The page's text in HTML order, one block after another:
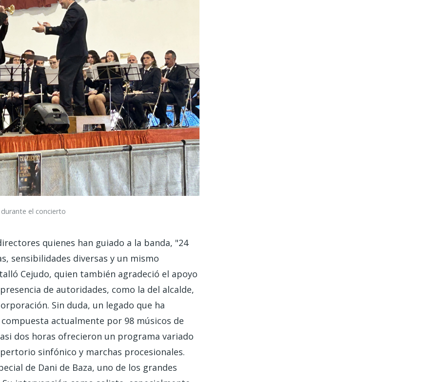
el concierto
quienes han guiado a la banda, "24
sensibilidades diversas y un mismo
Cejudo, quien también agradeció el apoyo
de autoridades, como la del alcalde,
Sin duda, un legado que ha
actualmente por 98 músicos de
dos horas ofrecieron un programa variado
sinfónico y marchas procesionales.
de Dani de Baza, uno de los grandes